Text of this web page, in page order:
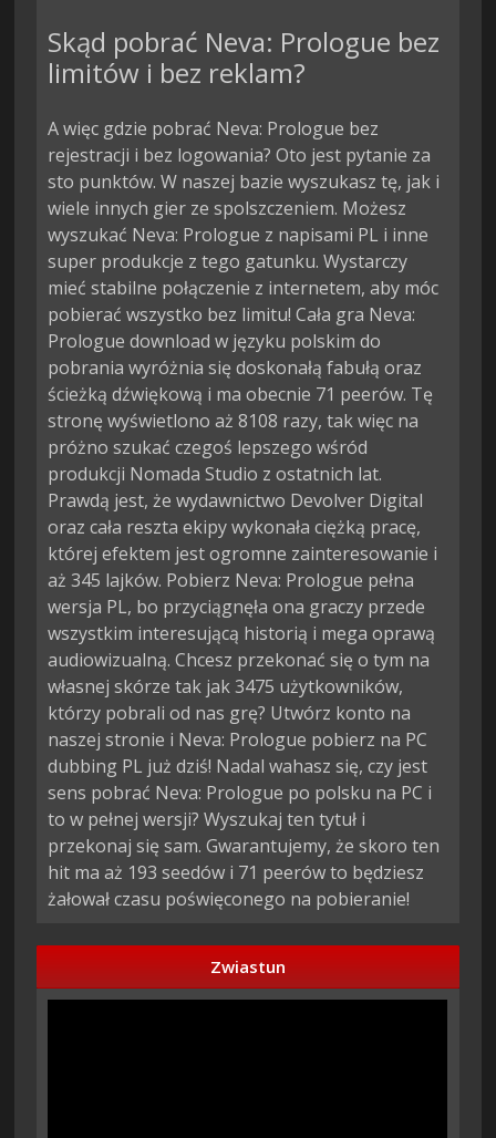
Skąd pobrać Neva: Prologue bez
limitów i bez reklam?
A więc gdzie pobrać Neva: Prologue bez
rejestracji i bez logowania? Oto jest pytanie za
sto punktów. W naszej bazie wyszukasz tę, jak i
wiele innych gier ze spolszczeniem. Możesz
wyszukać Neva: Prologue z napisami PL i inne
super produkcje z tego gatunku. Wystarczy
mieć stabilne połączenie z internetem, aby móc
pobierać wszystko bez limitu! Cała gra Neva:
Prologue download w języku polskim do
pobrania wyróżnia się doskonałą fabułą oraz
ścieżką dźwiękową i ma obecnie 71 peerów. Tę
stronę wyświetlono aż 8108 razy, tak więc na
próżno szukać czegoś lepszego wśród
produkcji Nomada Studio z ostatnich lat.
Prawdą jest, że wydawnictwo Devolver Digital
oraz cała reszta ekipy wykonała ciężką pracę,
której efektem jest ogromne zainteresowanie i
aż 345 lajków. Pobierz Neva: Prologue pełna
wersja PL, bo przyciągnęła ona graczy przede
wszystkim interesującą historią i mega oprawą
audiowizualną. Chcesz przekonać się o tym na
własnej skórze tak jak 3475 użytkowników,
którzy pobrali od nas grę? Utwórz konto na
naszej stronie i Neva: Prologue pobierz na PC
dubbing PL już dziś! Nadal wahasz się, czy jest
sens pobrać Neva: Prologue po polsku na PC i
to w pełnej wersji? Wyszukaj ten tytuł i
przekonaj się sam. Gwarantujemy, że skoro ten
hit ma aż 193 seedów i 71 peerów to będziesz
żałował czasu poświęconego na pobieranie!
Zwiastun